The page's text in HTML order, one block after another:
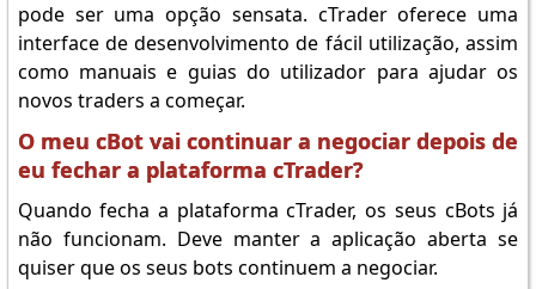
pode ser uma opção sensata. cTrader oferece uma
interface de desenvolvimento de fácil utilização, assim
como manuais e guias do utilizador para ajudar os
novos traders a começar.
O meu cBot vai continuar a negociar depois de
eu fechar a plataforma cTrader?
Quando fecha a plataforma cTrader, os seus cBots já
não funcionam. Deve manter a aplicação aberta se
quiser que os seus bots continuem a negociar.